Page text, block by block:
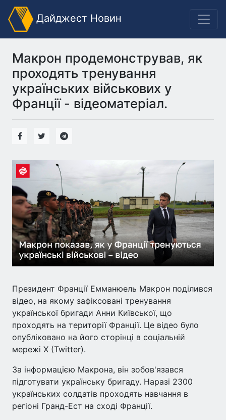
Дайджест Новин
Макрон продемонстрував, як
проходять тренування
українських військових у
Франції - відеоматеріал.
Президент Франції Емманюель Макрон поділився
відео, на якому зафіксовані тренування
української бригади Анни Київської, що
проходять на території Франції. Це відео було
опубліковано на його сторінці в соціальній
мережі X (Twitter).
За інформацією Макрона, він зобов'язався
підготувати українську бригаду. Наразі 2300
українських солдатів проходять навчання в
регіоні Гранд-Ест на сході Франції.